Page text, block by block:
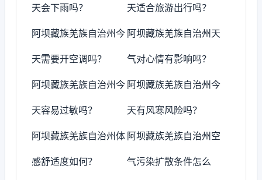
天会下雨吗？ 天适合旅游出行吗？
阿坝藏族羌族自治州今
天需要开空调吗？
阿坝藏族羌族自治州天
气对心情有影响吗？
阿坝藏族羌族自治州今
天容易过敏吗？
阿坝藏族羌族自治州今
天有风寒风险吗？
阿坝藏族羌族自治州体
感舒适度如何？
阿坝藏族羌族自治州空
气污染扩散条件怎么